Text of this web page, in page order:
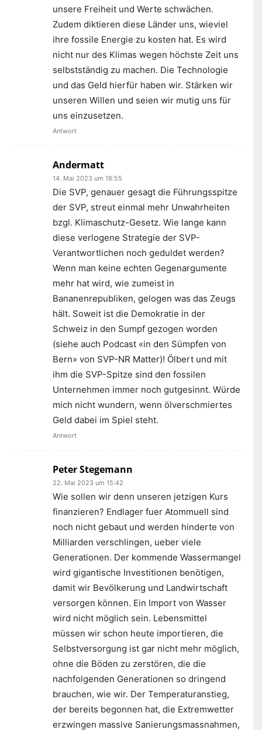
unsere Freiheit und Werte schwächen.
Zudem diktieren diese Länder uns, wieviel
ihre fossile Energie zu kosten hat. Es wird
nicht nur des Klimas wegen höchste Zeit uns
selbstständig zu machen. Die Technologie
und das Geld hierfür haben wir. Stärken wir
unseren Willen und seien wir mutig uns für
uns einzusetzen.
Antwort
Andermatt
14. Mai 2023 um 18:55
Die SVP, genauer gesagt die Führungsspitze
der SVP, streut einmal mehr Unwahrheiten
bzgl. Klimaschutz-Gesetz. Wie lange kann
diese verlogene Strategie der SVP-
Verantwortlichen noch geduldet werden?
Wenn man keine echten Gegenargumente
mehr hat wird, wie zumeist in
Bananenrepubliken, gelogen was das Zeugs
hält. Soweit ist die Demokratie in der
Schweiz in den Sumpf gezogen worden
(siehe auch Podcast «in den Sümpfen von
Bern» von SVP-NR Matter)! Ölbert und mit
ihm die SVP-Spitze sind den fossilen
Unternehmen immer noch gutgesinnt. Würde
mich nicht wundern, wenn ölverschmiertes
Geld dabei im Spiel steht.
Antwort
Peter Stegemann
22. Mai 2023 um 15:42
Wie sollen wir denn unseren jetzigen Kurs
finanzieren? Endlager fuer Atommuell sind
noch nicht gebaut und werden hinderte von
Milliarden verschlingen, ueber viele
Generationen. Der kommende Wassermangel
wird gigantische Investitionen benötigen,
damit wir Bevölkerung und Landwirtschaft
versorgen können. Ein Import von Wasser
wird nicht möglich sein. Lebensmittel
müssen wir schon heute importieren, die
Selbstversorgung ist gar nicht mehr möglich,
ohne die Böden zu zerstören, die die
nachfolgenden Generationen so dringend
brauchen, wie wir. Der Temperaturanstieg,
der bereits begonnen hat, die Extremwetter
erzwingen massive Sanierungsmassnahmen,